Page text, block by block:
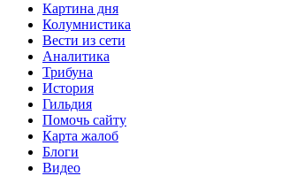
Картина дня
Колумнистика
Вести из сети
Аналитика
Трибуна
История
Гильдия
Помочь сайту
Карта жалоб
Блоги
Видео